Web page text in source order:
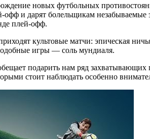
новых футбольных
офф и дарят болельщикам
плей-офф.
культовые матчи: эпическая
игры — соль мундиаля.
подарить нам ряд
стоит наблюдать особенно